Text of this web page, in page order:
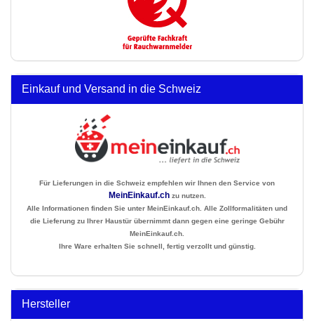
Einkauf und Versand in die Schweiz
Für Lieferungen in die Schweiz empfehlen wir Ihnen den Service von
MeinEinkauf.chzu nutzen.
Alle Informationen finden Sie unter MeinEinkauf.ch. Alle Zollformalitäten und
die Lieferung zu Ihrer Haustür übernimmt dann gegen eine geringe Gebühr
MeinEinkauf.ch.
Ihre Ware erhalten Sie schnell, fertig verzollt und günstig.
Hersteller